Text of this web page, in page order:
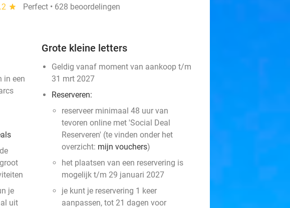
star
Perfect • 628 beoordelingen
in een
je
uit
Grote kleine letters
Geldig vanaf moment van aankoop t/m
31 mrt 2027
Reserveren:
reserveer minimaal 48 uur van
tevoren online met 'Social Deal
Reserveren' (te vinden onder het
overzicht: mijn vouchers)
het plaatsen van een reservering is
mogelijk t/m 29 januari 2027
je kunt je reservering 1 keer
aanpassen, tot 21 dagen voor